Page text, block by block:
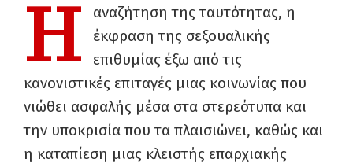
Η
αναζήτηση της ταυτότητας, η
έκφραση της σεξουαλικής
επιθυμίας έξω από τις
κανονιστικές επιταγές μιας κοινωνίας που
νιώθει ασφαλής μέσα στα στερεότυπα και
την υποκρισία που τα πλαισιώνει, καθώς και
η καταπίεση μιας κλειστής επαρχιακής